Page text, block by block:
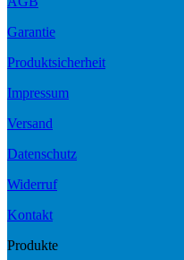
Garantie
Produktsicherheit
Impressum
Versand
Datenschutz
Widerruf
Kontakt
Produkte